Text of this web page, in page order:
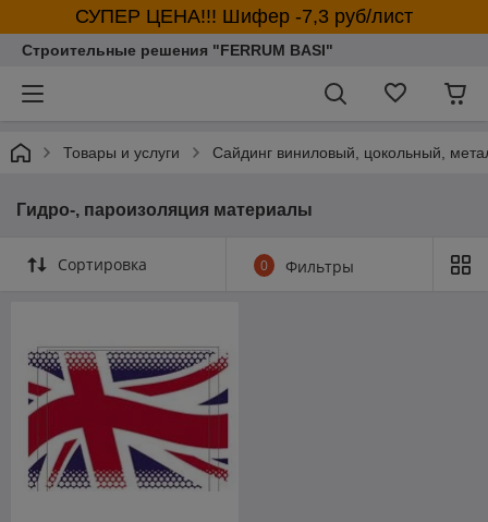
СУПЕР ЦЕНА!!! Шифер -7,3 руб/лист
Строительные решения "FERRUM BASI"
Товары и услуги Сайдинг виниловый, цокольный,
Гидро-, пароизоляция материалы
Сортировка 0 Фильтры